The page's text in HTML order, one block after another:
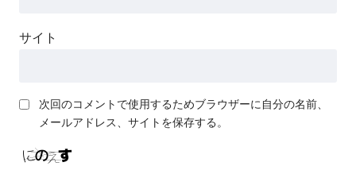
サイト
次回のコメントで使用するためブラウザーに自分の名前、
メールアドレス、サイトを保存する。